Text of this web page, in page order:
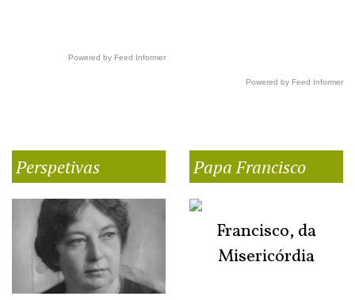
Powered by Feed Informer
Powered by Feed Informer
Perspetivas Papa Francisco
Francisco, da
Misericórdia